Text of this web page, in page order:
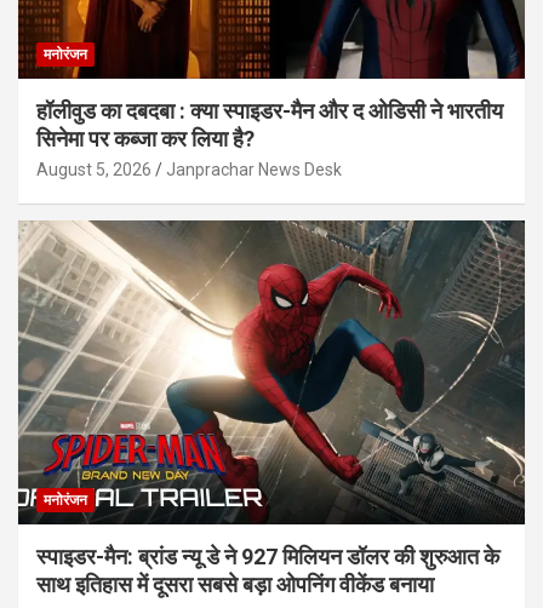
मनोरंजन
हॉलीवुड का दबदबा : क्या स्पाइडर-मैन और द ओडिसी ने भारतीय
सिनेमा पर कब्जा कर लिया है?
August 5, 2026 Janprachar News Desk
मनोरंजन
स्पाइडर-मैन: ब्रांड न्यू डे ने 927 मिलियन डॉलर की शुरुआत के
साथ इतिहास में दूसरा सबसे बड़ा ओपनिंग वीकेंड बनाया